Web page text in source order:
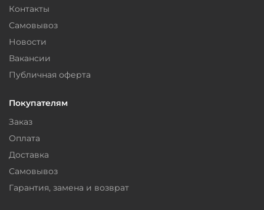
Контакты
Самовывоз
Новости
Вакансии
Публичная оферта
Покупателям
Заказ
Оплата
Доставка
Самовывоз
Гарантия, замена и возврат